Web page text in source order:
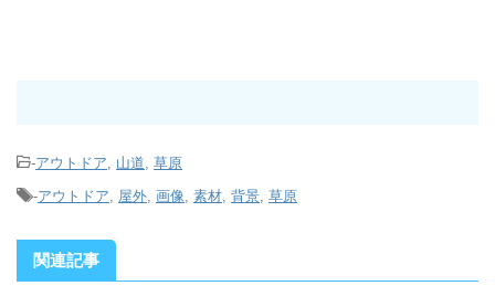
-アウトドア 山道 草原
-アウトドア 屋外 画像 素材 背景 草原
関連記事